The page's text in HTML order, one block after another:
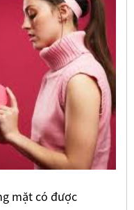
mặt có được